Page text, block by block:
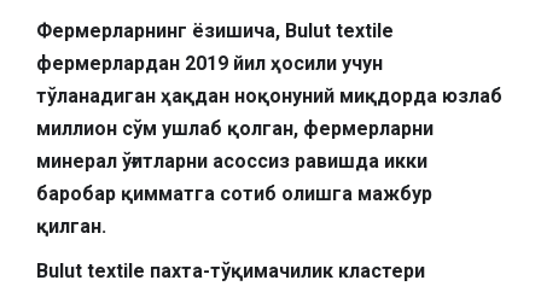
Фермерларнинг ёзишича, Bulut textile
фермерлардан 2019 йил ҳосили учун
тўланадиган ҳақдан ноқонуний миқдорда юзлаб
миллион сўм ушлаб қолган, фермерларни
минерал ўғитларни асоссиз равишда икки
баробар қимматга сотиб олишга мажбур
қилган.
Bulut textile пахта-тўқимачилик кластери